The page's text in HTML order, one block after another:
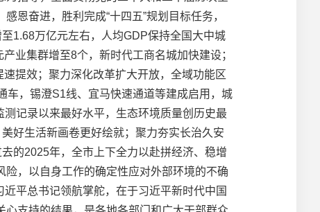
恩奋进，胜利完成“十四五”规划目标任务，
1.68万亿元左右，人均GDP保持全国大中城
业集群增至8个，新时代工商名城加快建设；
提效；聚力深化改革扩大开放，全域功能区
车，锡澄S1线、宜马快速通道等建成启用，城
记录以来最好水平，生态环境质量创历史最
好生活新画卷更好绘就；聚力夯实长治久安
的2025年，全市上下全力以赴拼经济、稳增
，以自身工作的确定性应对外部环境的不确
近平总书记领航掌舵，在于习近平新时代中国